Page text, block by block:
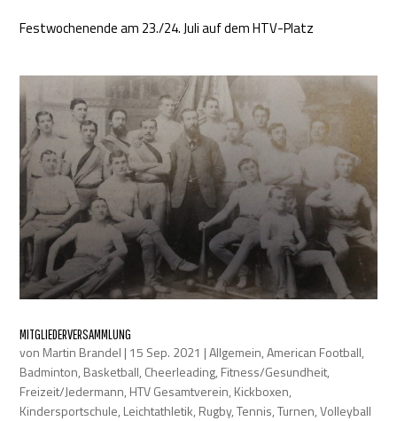
Festwochenende am 23./24. Juli auf dem HTV-Platz
MITGLIEDERVERSAMMLUNG
von Martin Brandel | 15 Sep. 2021 |Allgemein,American Football,
Badminton, Basketball, Cheerleading, Fitness/Gesundheit,
Freizeit/Jedermann, HTV Gesamtverein, Kickboxen,
Kindersportschule, Leichtathletik, Rugby,Tennis,Turnen,Volleyball